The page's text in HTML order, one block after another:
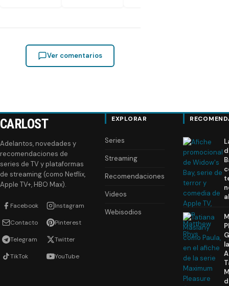
Ver comentarios
CARLOST
Adelantos, novedades y
recomendaciones de
series de TV y plataformas
de streaming (como Netflix,
Apple TV+, HBO Max).
Facebook Instagram
Contacto Pinterest
Telegram Twitter
TikTok YouTube
EXPLORAR
Series
Streaming
Recomendaciones
Videos
Webisodios